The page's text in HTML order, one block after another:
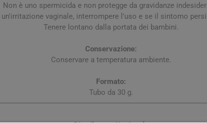
Tonici e stimolanti
Memoria e Concentrazione
Non è uno spermicida e non protegge da gravidanze
vaginale, interrompere l'uso e se il sintomo
Tenere lontano dalla portata dei bambini.
Conservazione:
Conservare a temperatura ambiente.
Formato:
Tubo da 30 g.